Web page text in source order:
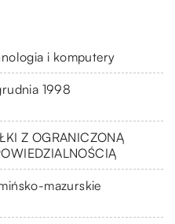
i komputery
1998
Z OGRANICZONĄ
mazurskie